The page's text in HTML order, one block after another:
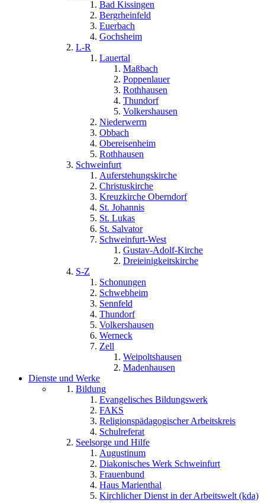
Bad Kissingen
Bergrheinfeld
Euerbach
Gochsheim
L-R
Lauertal
Maßbach
Poppenlauer
Rothhausen
Thundorf
Volkershausen
Niederwerrn
Obbach
Obereisenheim
Rothhausen
Schweinfurt
Auferstehungskirche
Christuskirche
Kreuzkirche Oberndorf
St. Johannis
St. Lukas
St. Salvator
Schweinfurt-West
Gustav-Adolf-Kirche
Dreieinigkeitskirche
S-Z
Schonungen
Schwebheim
Sennfeld
Thundorf
Volkershausen
Werneck
Zell
Weipoltshausen
Madenhausen
Dienste und Werke
Bildung
Evangelisches Bildungswerk
FAKS
Religionspädagogischer Arbeitskreis
Schulreferat
Seelsorge und Hilfe
Augustinum
Diakonisches Werk Schweinfurt
Frauenbund
Haus Marienthal
Kirchlicher Dienst in der Arbeitswelt (kda)